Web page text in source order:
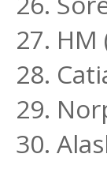
27. HM
28.
29.
30.